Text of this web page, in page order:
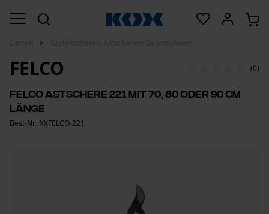
FELCO (0)
Felco Astschere 221 mit 70, 80 oder 90 cm
Länge
Best-Nr.: XXFELCO-221